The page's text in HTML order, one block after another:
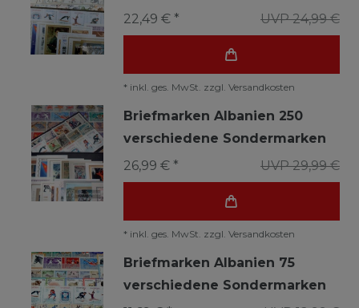
UVP 24,99 €
22,49 € *
* inkl. ges. MwSt. zzgl. Versandkosten
Briefmarken Albanien 250
verschiedene Sondermarken
UVP 29,99 €
26,99 € *
* inkl. ges. MwSt. zzgl. Versandkosten
Briefmarken Albanien 75
verschiedene Sondermarken